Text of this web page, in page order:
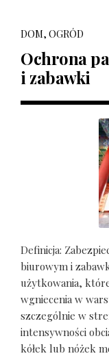
DOM, OGRÓD
Ochrona
i zabawki
Definicja:
biurowym i
użytkowania,
wgniecenia w
szczególnie w
intensywności
kółek lub nóżek